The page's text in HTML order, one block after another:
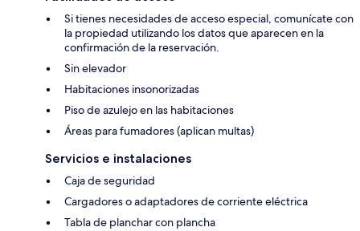
Si tienes necesidades de acceso especial, comunícate con
la propiedad utilizando los datos que aparecen en la
confirmación de la reservación.
Sin elevador
Habitaciones insonorizadas
Piso de azulejo en las habitaciones
Áreas para fumadores (aplican multas)
Servicios e instalaciones
Caja de seguridad
Cargadores o adaptadores de corriente eléctrica
Tabla de planchar con plancha